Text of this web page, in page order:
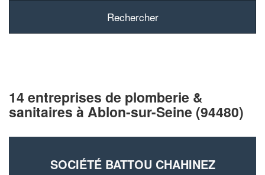
14 entreprises de plomberie &
sanitaires à Ablon-sur-Seine (94480)
SOCIÉTÉ BATTOU CHAHINEZ